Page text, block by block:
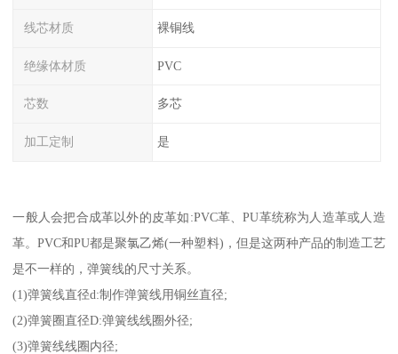
线芯材质 裸铜线
绝缘体材质 PVC
芯数 多芯
加工定制 是
一般人会把合成革以外的皮革如:PVC革、PU革统称为人造革或人造
革。PVC和PU都是聚氯乙烯(一种塑料)，但是这两种产品的制造工艺
是不一样的，弹簧线的尺寸关系。
(1)弹簧线直径d:制作弹簧线用铜丝直径;
(2)弹簧圈直径D:弹簧线线圈外径;
(3)弹簧线线圈内径;